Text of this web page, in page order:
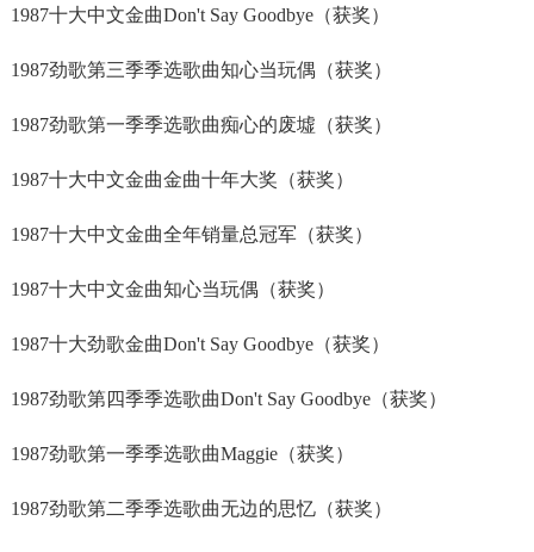
1987十大中文金曲Don't Say Goodbye（获奖）
1987劲歌第三季季选歌曲知心当玩偶（获奖）
1987劲歌第一季季选歌曲痴心的废墟（获奖）
1987十大中文金曲金曲十年大奖（获奖）
1987十大中文金曲全年销量总冠军（获奖）
1987十大中文金曲知心当玩偶（获奖）
1987十大劲歌金曲Don't Say Goodbye（获奖）
1987劲歌第四季季选歌曲Don't Say Goodbye（获奖）
1987劲歌第一季季选歌曲Maggie（获奖）
1987劲歌第二季季选歌曲无边的思忆（获奖）